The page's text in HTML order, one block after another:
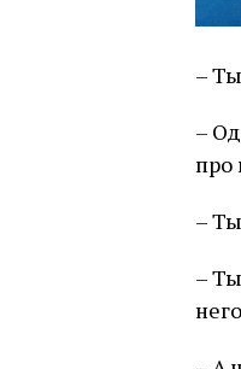
–
–
про
–
–